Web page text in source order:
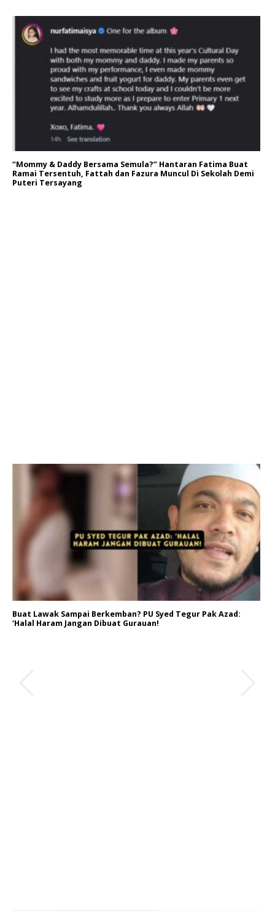
“Mommy & Daddy Bersama Semula?” Hantaran Fatima Buat
Ramai Tersentuh, Fattah dan Fazura Muncul Di Sekolah Demi
Puteri Tersayang
Buat Lawak Sampai Berkemban? PU Syed Tegur Pak Azad:
‘Halal Haram Jangan Dibuat Gurauan!